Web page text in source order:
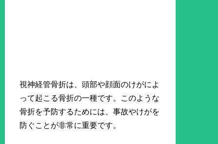
視神経管骨折は、頭部や顔面のけがによ
って起こる骨折の一種です。このような
骨折を予防するためには、事故やけがを
防ぐことが非常に重要です。